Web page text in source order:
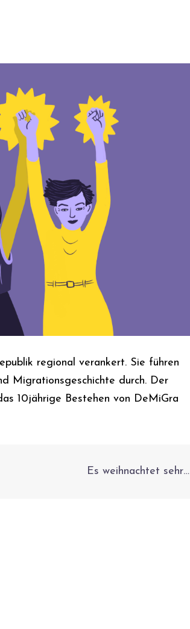
regional verankert. Sie führen
Migrationsgeschichte durch. Der
10jährige Bestehen von DeMiGra
Es weihnachtet sehr…